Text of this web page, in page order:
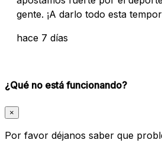
gente. ¡A darlo todo esta
hace 7 días
¿Qué no está funcionando?
×
Por favor déjanos saber que